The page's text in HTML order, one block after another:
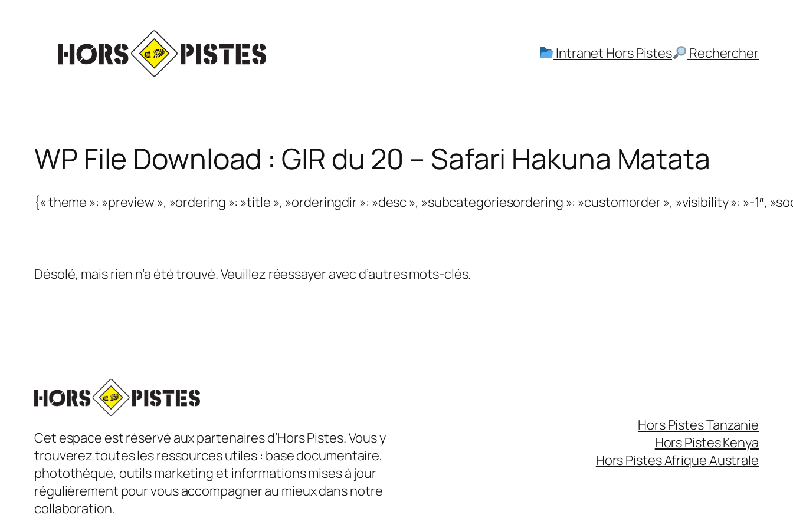
Intranet Hors Pistes Rechercher
WP File Download : GIR du 20 – Safari Hakuna Matata
{« theme »: »preview », »ordering »: »title », »orderingdir »: »desc », »subcategoriesordering »: »customorder », »visibility »: »-1″,
Désolé, mais rien n’a été trouvé. Veuillez réessayer avec d’autres mots-clés.
Cet espace est réservé aux partenaires d’Hors Pistes. Vous y
trouverez toutes les ressources utiles : base documentaire,
photothèque, outils marketing et informations mises à jour
régulièrement pour vous accompagner au mieux dans notre
collaboration.
Hors Pistes Tanzanie
Hors Pistes Kenya
Hors Pistes Afrique Australe